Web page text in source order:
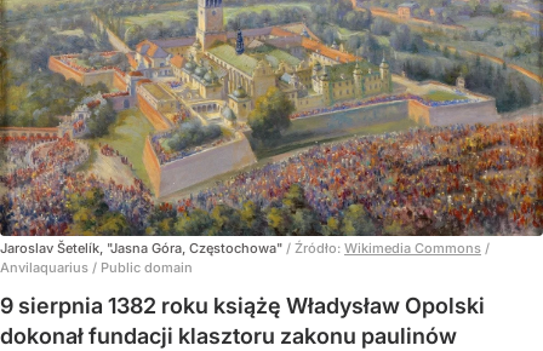
Jaroslav Šetelík, "Jasna Góra, Częstochowa" / Źródło: Wikimedia Commons /
Anvilaquarius / Public domain
9 sierpnia 1382 roku książę Władysław Opolski
dokonał fundacji klasztoru zakonu paulinów